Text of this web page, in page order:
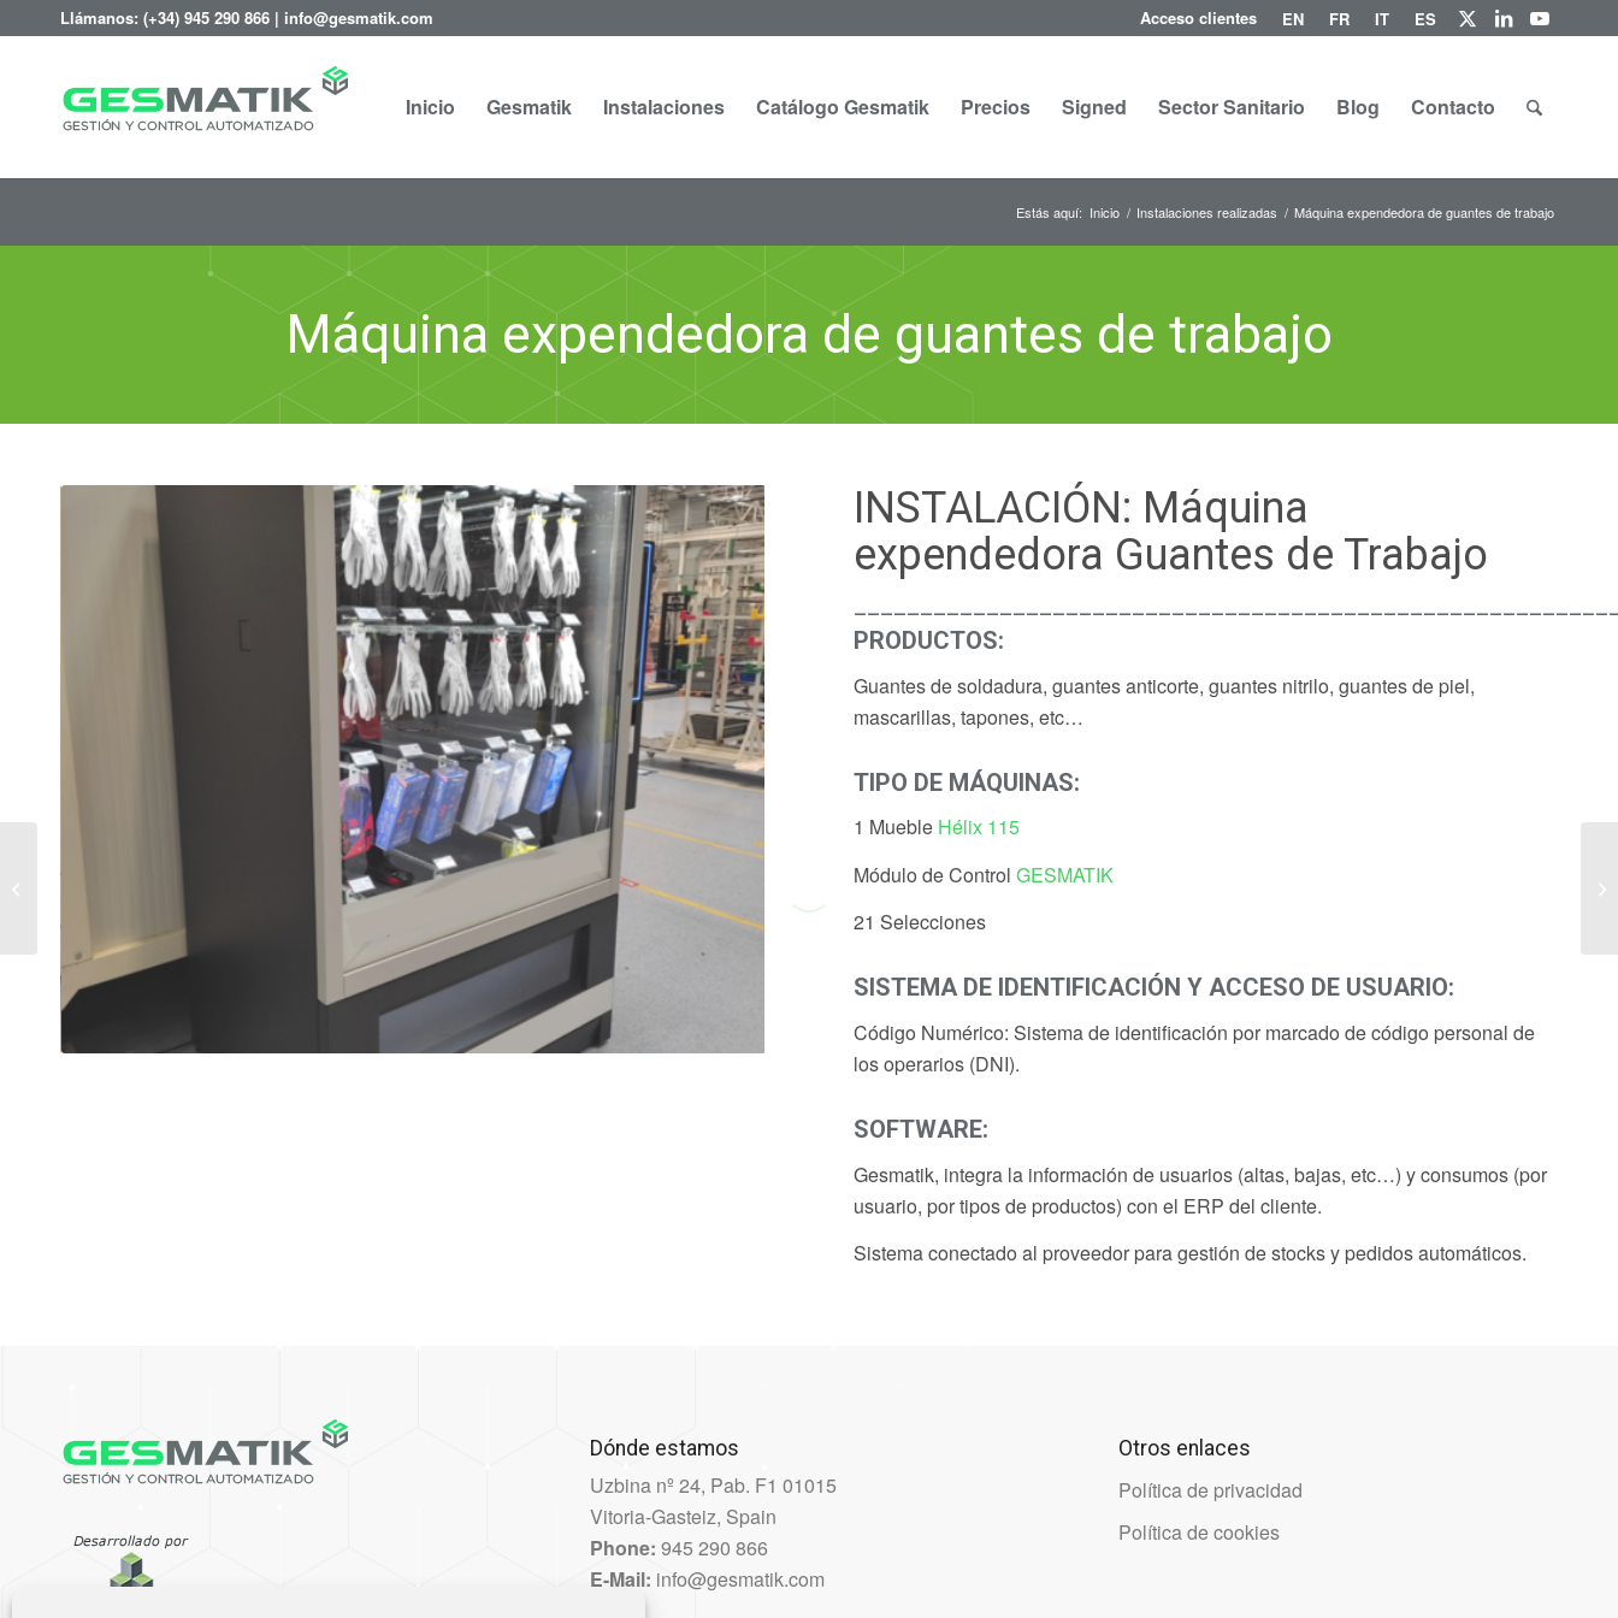
Acceso clientes EN FR IT ES
Llámanos: (+34) 945 290 866 | info@gesmatik.com
Inicio Gesmatik Instalaciones Catálogo Gesmatik Precios Signed Sector Sanitario Blog Contacto
Estás aquí: Inicio / Instalaciones realizadas / Máquina expendedora de guantes de trabajo
Máquina expendedora de guantes de trabajo
INSTALACIÓN: Máquina
expendedora Guantes de Trabajo
PRODUCTOS:
Guantes de soldadura, guantes anticorte, guantes nitrilo, guantes de piel,
mascarillas, tapones, etc…
TIPO DE MÁQUINAS:
1 Mueble Hélix 115
Módulo de ControlGESMATIK
21 Selecciones
SISTEMA DE IDENTIFICACIÓN Y ACCESO DE USUARIO:
Código Numérico: Sistema de identificación por marcado de código personal de
los operarios (DNI).
SOFTWARE:
Gesmatik, integra la información de usuarios (altas, bajas, etc…) y consumos (por
usuario, por tipos de productos) con el ERP del cliente.
Sistema conectado al proveedor para gestión de stocks y pedidos automáticos.
Dónde estamos
Uzbina nº 24, Pab. F1 01015
Vitoria-Gasteiz, Spain
Phone: 945 290 866
E-Mail: info@gesmatik.com
Otros enlaces
Política de privacidad
Política de cookies